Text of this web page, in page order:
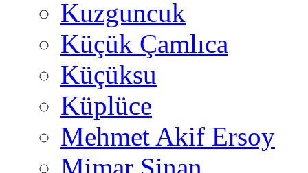
Kuzguncuk
Küçük Çamlıca
Küçüksu
Küplüce
Mehmet Akif Ersoy
Mimar Sinan